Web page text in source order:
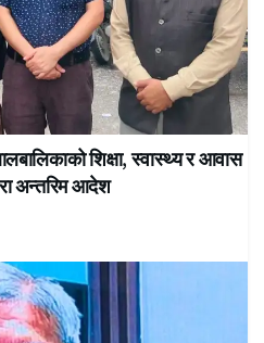
शिक्षा, स्वास्थ्य र आवास
अन्तरिम आदेश